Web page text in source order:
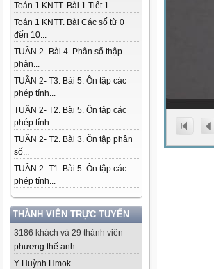
Toán 1 KNTT. Bài 1 Tiết 1....
Toán 1 KNTT. Bài Các số từ 0
đến 10...
TUẦN 2- Bài 4. Phân số thập
phân...
TUẦN 2- T3. Bài 5. Ôn tập các
phép tính...
TUẦN 2- T2. Bài 5. Ôn tập các
phép tính...
TUẦN 2- T2. Bài 3. Ôn tập phân
số...
TUẦN 2- T1. Bài 5. Ôn tập các
phép tính...
THÀNH VIÊN TRỰC TUYẾN
3186 khách và 29 thành viên
phương thế anh
Y Huỳnh Hmok